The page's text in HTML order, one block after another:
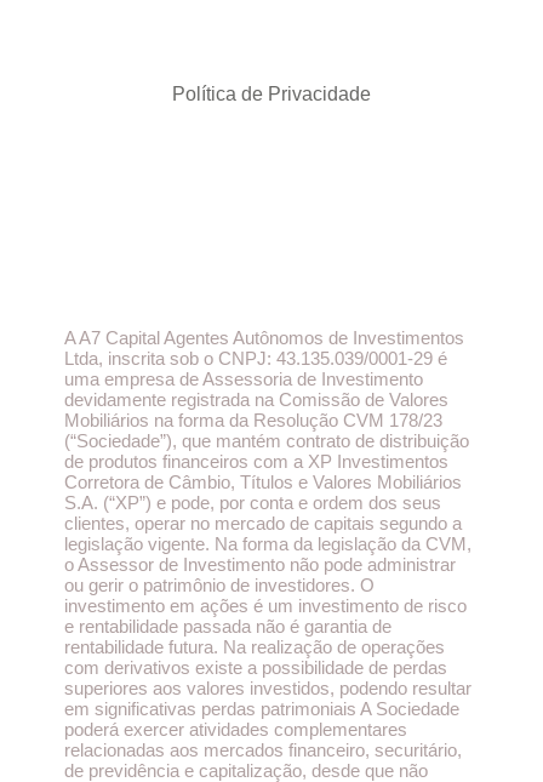
Política de Privacidade
A A7 Capital Agentes Autônomos de Investimentos
Ltda, inscrita sob o CNPJ: 43.135.039/0001-29 é
uma empresa de Assessoria de Investimento
devidamente registrada na Comissão de Valores
Mobiliários na forma da Resolução CVM 178/23
(“Sociedade”), que mantém contrato de distribuição
de produtos financeiros com a XP Investimentos
Corretora de Câmbio, Títulos e Valores Mobiliários
S.A. (“XP”) e pode, por conta e ordem dos seus
clientes, operar no mercado de capitais segundo a
legislação vigente. Na forma da legislação da CVM,
o Assessor de Investimento não pode administrar
ou gerir o patrimônio de investidores. O
investimento em ações é um investimento de risco
e rentabilidade passada não é garantia de
rentabilidade futura. Na realização de operações
com derivativos existe a possibilidade de perdas
superiores aos valores investidos, podendo resultar
em significativas perdas patrimoniais A Sociedade
poderá exercer atividades complementares
relacionadas aos mercados financeiro, securitário,
de previdência e capitalização, desde que não